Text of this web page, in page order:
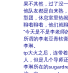
果不其然，过了没
他队友都是自来熟
型团，休息室里热
聊着聊着，他们就
“今天是不是李老师
所谓的李老豆青软
李琳。
tp大火之后，连带
人，但是几个导师
李琳所在的